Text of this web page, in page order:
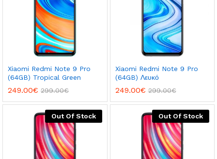
Xiaomi Redmi Note 9 Pro
(64GB) Tropical Green
249.00€ 299.00€
Xiaomi Redmi Note 9 Pro
(64GB) Λευκό
249.00€ 299.00€
Out Of Stock Out Of Stock